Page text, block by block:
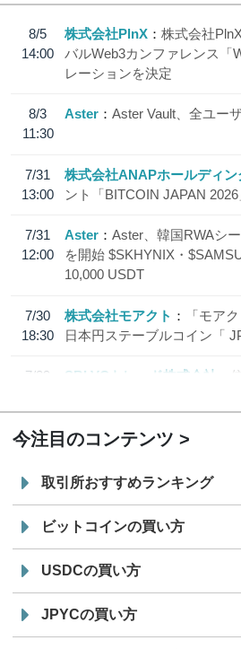
8/5
14:00
株式会社PlnX
株式会社
バルWeb3カンファレンス「
レーションを決定
8/3
11:30
Aster Aster Vault、全ユー
7/31
13:00
株式会社ANAPホールディン
ント「BITCOIN JAPAN
7/31
12:00
Aster
Aster、韓国RWAシ
を開始 $SKHYNIX・
10,000 USDT
7/30
18:30
株式会社モアクト
「モア
日本円ステーブルコイン「
7/29
SBI VCトレード株式会社
今注目のコンテンツ
取引所おすすめランキング
ビットコインの買い方
USDCの買い方
JPYCの買い方